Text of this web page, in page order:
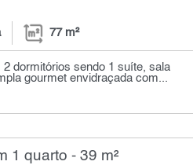
77 m²
2 dormitórios sendo 1 suíte, sala
gourmet envidraçada com...
1 quarto - 39 m²